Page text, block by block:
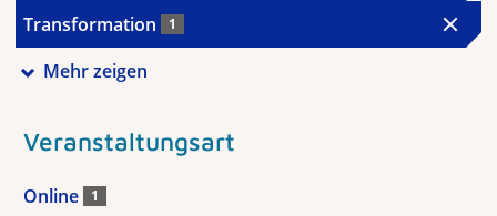
Transformation 1
Mehr zeigen
Veranstaltungsart
Online 1